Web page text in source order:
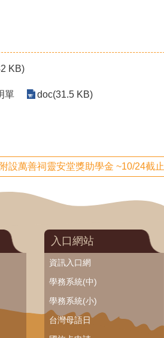
KB)
單 doc(31.5 KB)
設萬善祠靈安堂獎助學金 ~10/24截止
入口網站
資訊入口網
學務系統(中)
學務系統(小)
台灣母語日